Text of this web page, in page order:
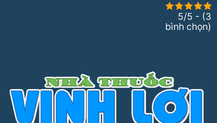
5/5 - (3
bình chọn)